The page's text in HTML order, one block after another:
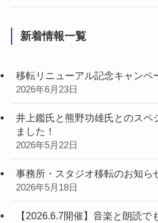
新着情報一覧
移転リニューアル記念キャンペ
2026年6月23日
井上鑑氏と熊野功雄氏とのスペ
ました！
2026年5月22日
事務所・スタジオ移転のお知ら
2026年5月18日
【2026.6.7開催】音楽と朗読で